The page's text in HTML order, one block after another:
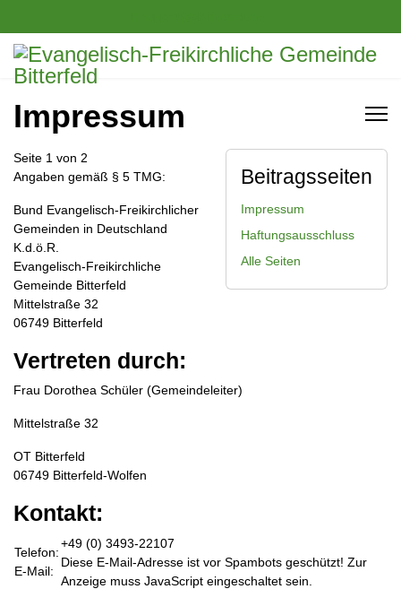
Impressum
Beitragsseiten
Impressum
Haftungsausschluss
Alle Seiten
Seite 1 von 2
Angaben gemäß § 5 TMG:
Bund Evangelisch-Freikirchlicher
Gemeinden in Deutschland
K.d.ö.R.
Evangelisch-Freikirchliche
Gemeinde Bitterfeld
Mittelstraße 32
06749 Bitterfeld
Vertreten durch:
Frau Dorothea Schüler (Gemeindeleiter)
Mittelstraße 32
OT Bitterfeld
06749 Bitterfeld-Wolfen
Kontakt:
Telefon:
E-Mail:
+49 (0) 3493-22107
Diese E-Mail-Adresse ist vor Spambots geschützt! Zur
Anzeige muss JavaScript eingeschaltet sein.